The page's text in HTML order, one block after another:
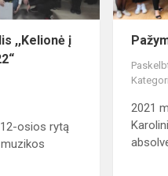
,,Kelionė į
osios rytą
2021